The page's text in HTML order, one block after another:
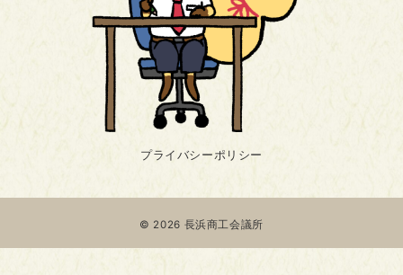
プライバシーポリシー
© 2026 長浜商工会議所